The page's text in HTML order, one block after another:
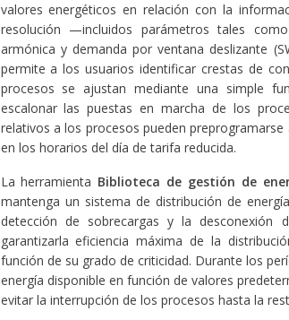
valores energéticos en relación con la
resolución —incluidos parámetros tales
armónica y demanda por ventana deslizante
permite a los usuarios identificar crestas de
procesos se ajustan mediante una simple
escalonar las puestas en marcha de los
relativos a los procesos pueden
en los horarios del día de tarifa reducida.
La herramienta Biblioteca de gestión de
mantenga un sistema de distribución de
detección de sobrecargas y la
garantizarla eficiencia máxima de la
función de su grado de criticidad. Durante los
energía disponible en función de valores
evitar la interrupción de los procesos hasta la